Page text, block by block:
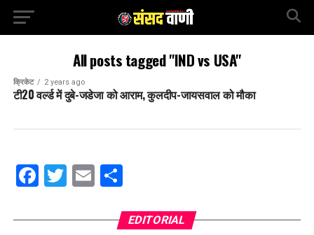
All posts tagged "IND vs USA"
क्रिकेट 2 years ago
टी20 वर्ल्ड में दुबे-जडेजा को आराम, कुलदीप-जायसवाल को मौका
Facebook
Twitter
EmailShare
EDITORIAL